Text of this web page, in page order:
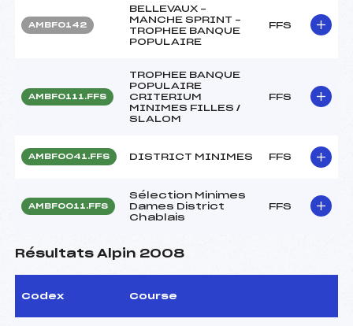
AMBF0142
BELLEVAUX –
MANCHE SPRINT –
TROPHEE BANQUE
POPULAIRE
FFS
AMBF0111.FFS
TROPHEE BANQUE
POPULAIRE
CRITERIUM
MINIMES FILLES /
SLALOM
FFS
AMBF0041.FFS DISTRICT MINIMES FFS
AMBF0011.FFS
Sélection Minimes
Dames District
Chablais
FFS
Résultats Alpin 2008
Codex Course